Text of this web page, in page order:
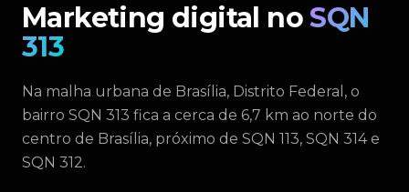
Marketing digital noSQN
313
Na malha urbana de Brasília, Distrito Federal, o
bairro SQN 313 fica a cerca de 6,7 km ao norte do
centro de Brasília, próximo de SQN 113, SQN 314 e
SQN 312.